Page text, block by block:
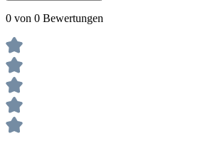
0 von 0 Bewertungen